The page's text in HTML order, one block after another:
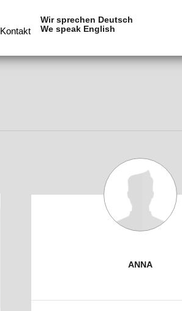
Kontakt
Wir sprechen Deutsch
We speak English
ANNA